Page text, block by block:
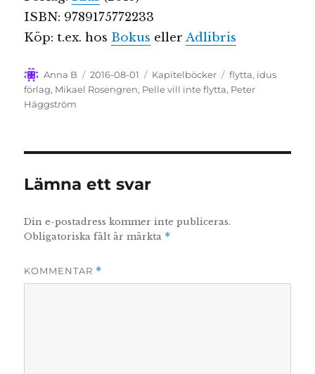
ISBN: 9789175772233
Köp: t.ex. hos Bokus ellerAdlibris
Författare
Anna B
Publicerat
den
2016-08-01 Kategorier
Kapitelböcker Etiketter
flytta, idus
förlag, Mikael Rosengren, Pelle vill inte flytta, Peter
Häggström
Lämna ett svar
Din e-postadress kommer inte publiceras.
Obligatoriska fält är märkta *
KOMMENTAR *